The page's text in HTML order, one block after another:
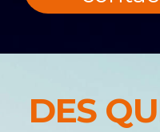
DES